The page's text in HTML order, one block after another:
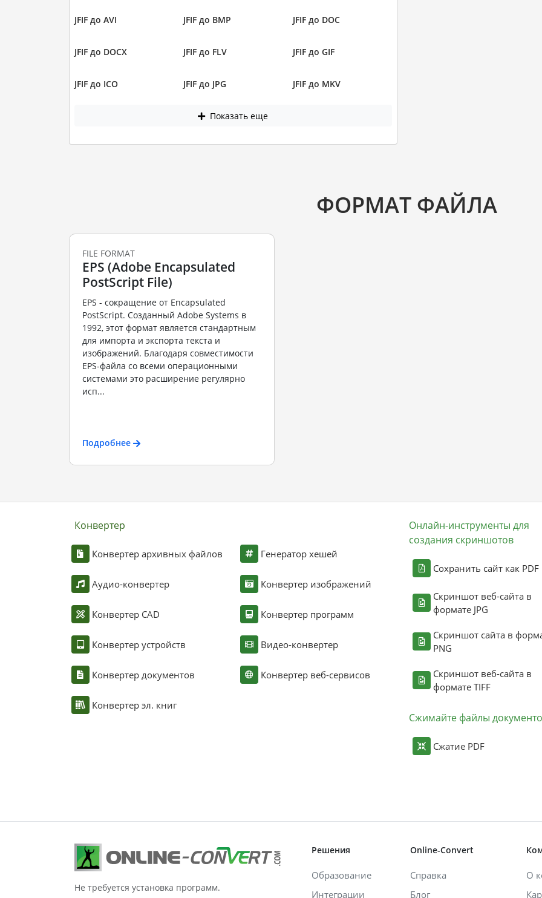
JFIF до AVI JFIF до BMP JFIF до DOC
JFIF до DOCX JFIF до FLV JFIF до GIF
JFIF до ICO JFIF до JPG JFIF до MKV
Показать еще
ФОРМАТ ФАЙЛА
FILE FORMAT
EPS (Adobe Encapsulated
PostScript File)
EPS - сокращение от Encapsulated
PostScript. Созданный Adobe Systems в
1992, этот формат является стандартным
для импорта и экспорта текста и
изображений. Благодаря совместимости
EPS-файла со всеми операционными
системами это расширение регулярно
исп...
Подробнее
Конвертер
Конвертер архивных файлов
Аудио-конвертер
Конвертер CAD
Конвертер устройств
Конвертер документов
Конвертер эл. книг
Генератор хешей
Конвертер изображений
Конвертер программ
Видео-конвертер
Конвертер веб-сервисов
Онлайн-инструменты для
создания скриншотов
Сохранить сайт как PDF
Скриншот веб-сайта в
формате JPG
Скриншот сайта в
PNG
Скриншот веб-сайта в
формате TIFF
Сжимайте файлы
Сжатие PDF
Не требуется установка программ.
Решения
Образование
Интеграции
Online-Convert
Справка
Блог
О